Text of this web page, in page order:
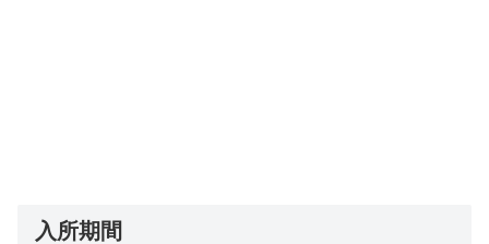
入所期間